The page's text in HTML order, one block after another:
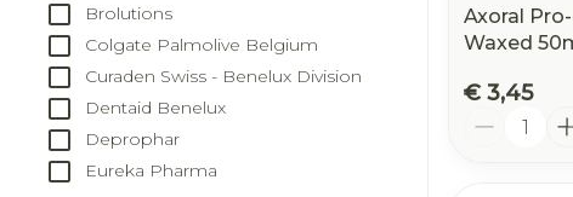
Brolutions
Colgate Palmolive Belgium
Curaden Swiss - Benelux Division
Dentaid Benelux
Deprophar
Eureka Pharma
Axoral
Waxed
€ 3,45
Aantal